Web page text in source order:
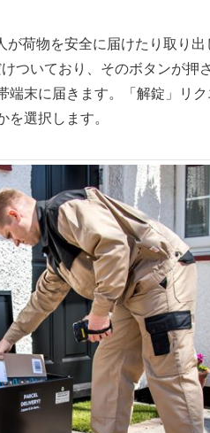
荷物を安全に届けたり取り
ついており、そのボタンが押
端末に届きます。「解錠」リ
選択します。